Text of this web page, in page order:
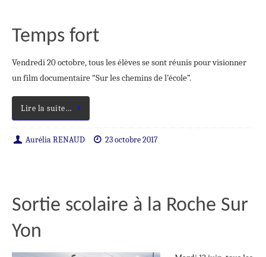
Temps fort
Vendredi 20 octobre, tous les élèves se sont réunis pour visionner
un film documentaire “Sur les chemins de l’école”.
Lire la suite…
Aurélia RENAUD 23 octobre 2017
Sortie scolaire à la Roche Sur
Yon